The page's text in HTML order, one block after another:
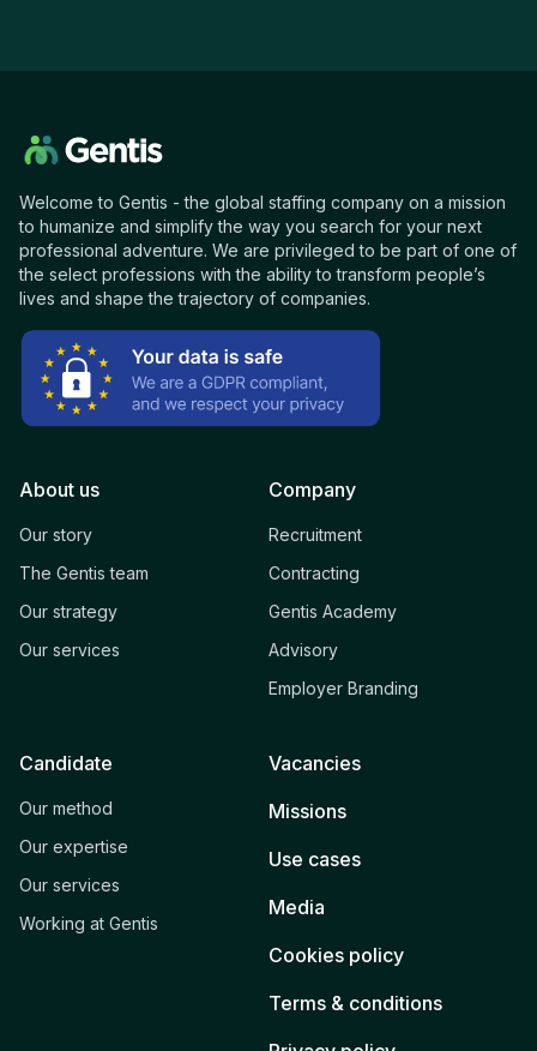
Welcome to Gentis - the global staffing company on a mission
to humanize and simplify the way you search for your next
professional adventure. We are privileged to be part of one of
the select professions with the ability to transform people’s
lives and shape the trajectory of companies.
About us
Our story
The Gentis team
Our strategy
Our services
Company
Recruitment
Contracting
Gentis Academy
Advisory
Employer Branding
Candidate
Our method
Our expertise
Our services
Working at Gentis
Vacancies
Missions
Use cases
Media
Cookies policy
Terms & conditions